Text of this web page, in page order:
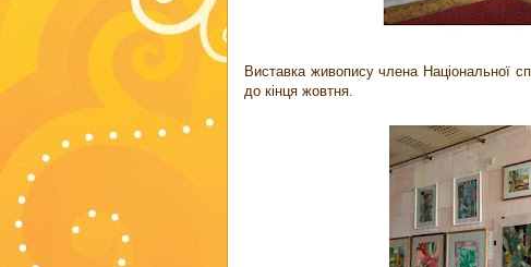
Виставка живопису члена Національної
до кінця жовтня.